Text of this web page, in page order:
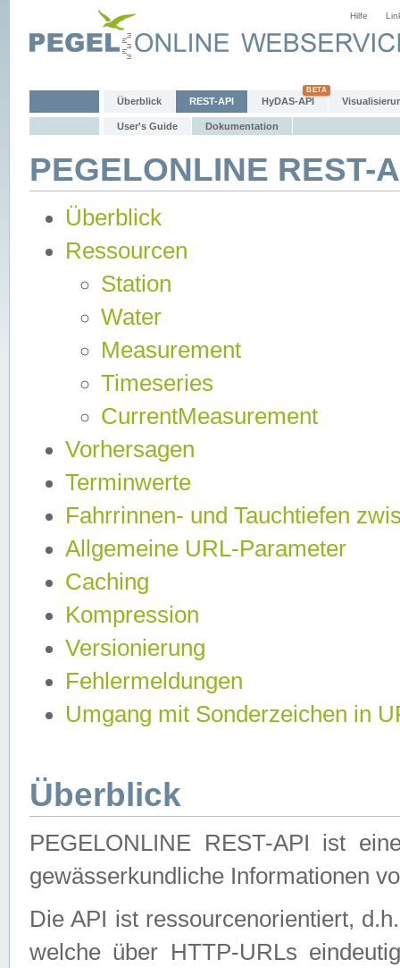
Hilfe
Überblick REST-API HyDAS-API
User's Guide Dokumentation
PEGELONLINE
Überblick
Ressourcen
Station
Water
Measurement
Timeseries
CurrentMeasurement
Vorhersagen
Terminwerte
Fahrrinnen- und Tauchtiefen
Allgemeine URL-Parameter
Caching
Kompression
Versionierung
Fehlermeldungen
Umgang mit Sonderzeichen in
Überblick
PEGELONLINE REST-API ist
gewässerkundliche Informationen
Die API ist ressourcenorientiert,
welche über HTTP-URLs